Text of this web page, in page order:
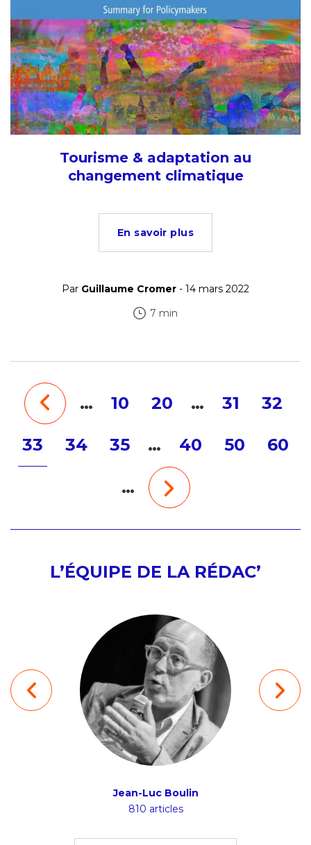
Tourisme & adaptation au
changement climatique
En savoir plus
Par Guillaume Cromer - 14 mars 2022
7 min
… 10 20 … 31 32
33 34 35 … 40 50 60
…
L’ÉQUIPE DE LA RÉDAC’
Jean-Luc Boulin
810 articles